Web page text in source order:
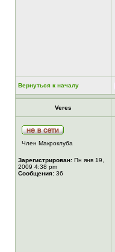
Вернуться к началу
Veres
Член Макроклуба
Зарегистрирован: Пн янв 19,
2009 4:38 pm
Сообщения: 36